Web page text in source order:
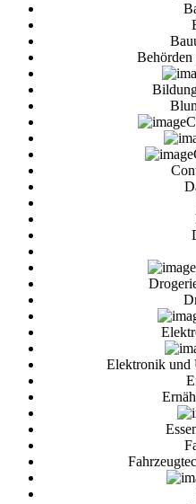
Behörden
Elektronik und